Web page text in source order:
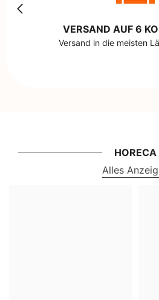
VERSAND AUF 6
Versand in die meisten
HORECA
Alles